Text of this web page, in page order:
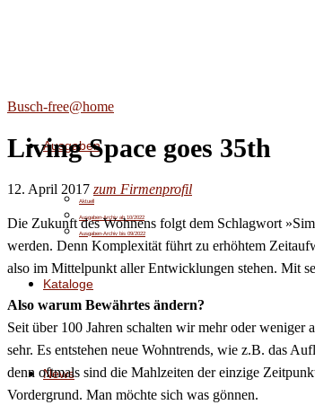
Ausgaben
Aktuell
Ausgaben-Archiv ab 10/2022
Ausgaben-Archiv bis 09/2022
Kataloge
News
Busch-free@home
Living Space goes 35th
12. April 2017 zum Firmenprofil
Die Zukunft des Wohnens folgt dem Schlagwort
werden. Denn Komplexität führt zu erhöhtem
also im Mittelpunkt aller Entwicklungen stehen. Mit
Also warum Bewährtes ändern?
Seit über 100 Jahren schalten wir mehr oder
sehr. Es entstehen neue Wohntrends, wie z.B. das
denn oftmals sind die Mahlzeiten der einzige
Vordergrund. Man möchte sich was gönnen.